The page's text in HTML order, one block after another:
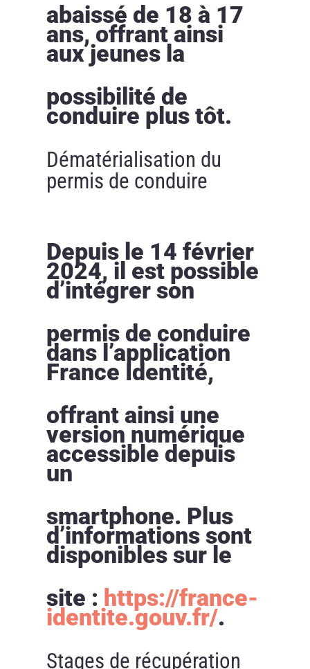
abaissé de 18 à 17
ans, offrant ainsi
aux jeunes la
possibilité de
conduire plus tôt.
Dématérialisation du
permis de conduire
Depuis le 14 février
2024, il est possible
d’intégrer son
permis de conduire
dans l’application
France Identité,
offrant ainsi une
version numérique
accessible depuis
un
smartphone. Plus
d’informations sont
disponibles sur le
site : https://france-
identite.gouv.fr/.
Stages de récupération